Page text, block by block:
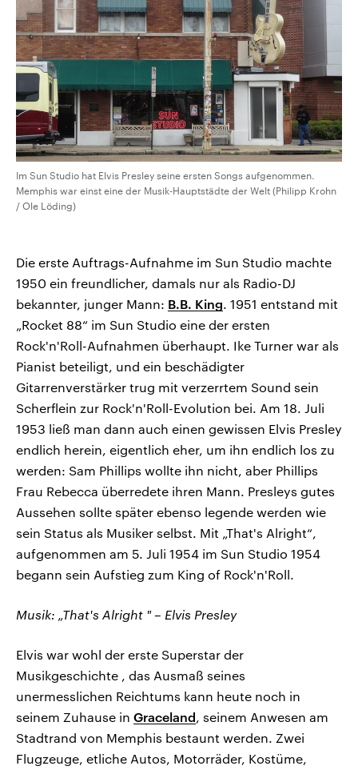
Im Sun Studio hat Elvis Presley seine ersten Songs aufgenommen.
Memphis war einst eine der Musik-Hauptstädte der Welt (Philipp Krohn
/ Ole Löding)
Die erste Auftrags-Aufnahme im Sun Studio machte
1950 ein freundlicher, damals nur als Radio-DJ
bekannter, junger Mann: B.B. King. 1951 entstand mit
„Rocket 88“ im Sun Studio eine der ersten
Rock'n'Roll-Aufnahmen überhaupt. Ike Turner war als
Pianist beteiligt, und ein beschädigter
Gitarrenverstärker trug mit verzerrtem Sound sein
Scherflein zur Rock'n'Roll-Evolution bei. Am 18. Juli
1953 ließ man dann auch einen gewissen Elvis Presley
endlich herein, eigentlich eher, um ihn endlich los zu
werden: Sam Phillips wollte ihn nicht, aber Phillips
Frau Rebecca überredete ihren Mann. Presleys gutes
Aussehen sollte später ebenso legende werden wie
sein Status als Musiker selbst. Mit „That's Alright“,
aufgenommen am 5. Juli 1954 im Sun Studio 1954
begann sein Aufstieg zum King of Rock'n'Roll.
Musik: „That's Alright " – Elvis Presley
Elvis war wohl der erste Superstar der
Musikgeschichte , das Ausmaß seines
unermesslichen Reichtums kann heute noch in
seinem Zuhause in Graceland, seinem Anwesen am
Stadtrand von Memphis bestaunt werden. Zwei
Flugzeuge, etliche Autos, Motorräder, Kostüme,